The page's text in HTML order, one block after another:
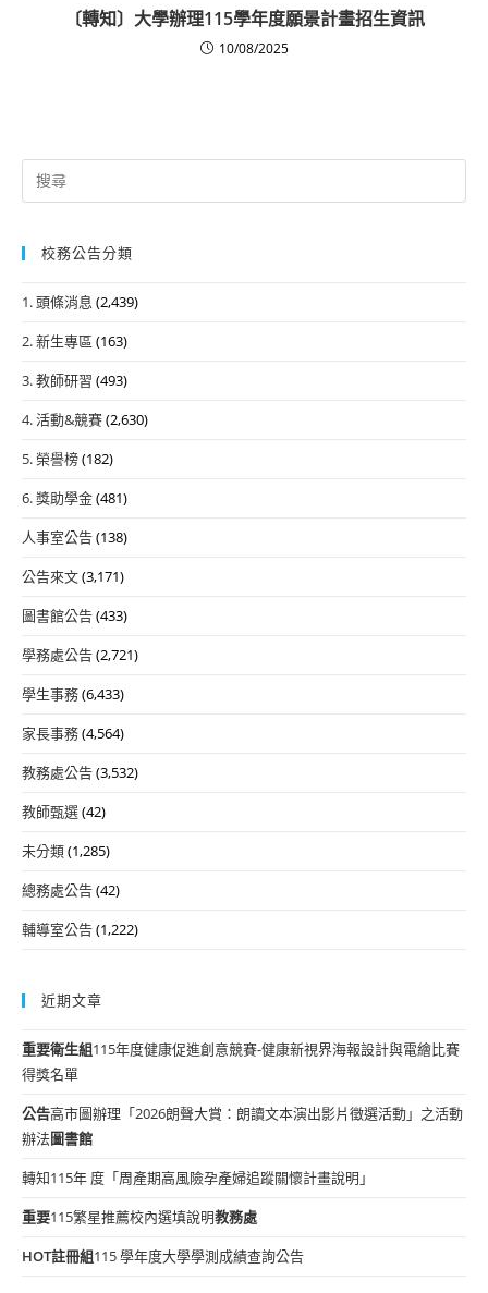
〔轉知〕大學辦理115學年度願景計畫招生資訊
10/08/2025
Search
for:
校務公告分類
1. 頭條消息 (2,439)
2. 新生專區 (163)
3. 教師研習 (493)
4. 活動&競賽(2,630)
5. 榮譽榜(182)
6. 獎助學金(481)
人事室公告(138)
公告來文(3,171)
圖書館公告(433)
學務處公告(2,721)
學生事務(6,433)
家長事務(4,564)
教務處公告(3,532)
教師甄選(42)
未分類(1,285)
總務處公告(42)
輔導室公告(1,222)
近期文章
重要衛生組115年度健康促進創意競賽-健康新視界海報設計與電繪比賽
得獎名單
公告高市圖辦理「2026朗聲大賞：朗讀文本演出影片徵選活動」之活動
辦法圖書館
轉知115年 度「周產期高風險孕產婦追蹤關懷計畫說明」
重要115繁星推薦校內選填說明教務處
HOT註冊組115 學年度大學學測成績查詢公告